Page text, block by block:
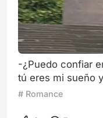
-¿Puedo confiar
tú eres mi sueño
Reconstrucción
# Romance